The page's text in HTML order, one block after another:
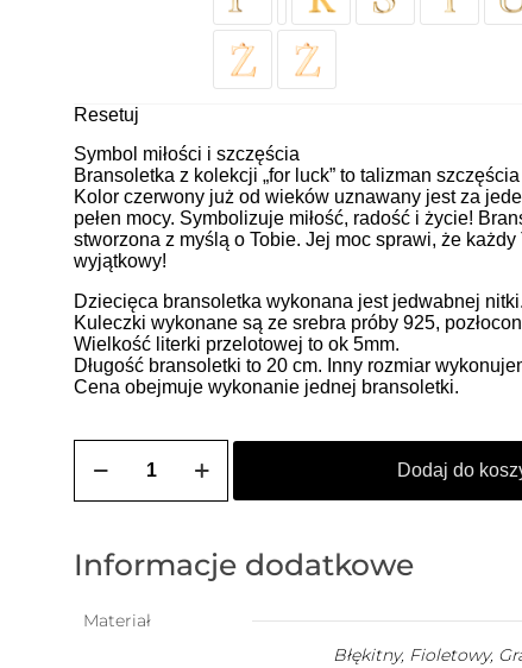
Resetuj
Symbol miłości i szczęścia
Bransoletka z kolekcji „for luck” to talizman
Kolor czerwony już od wieków uznawany jest za
pełen mocy. Symbolizuje miłość, radość i życie!
stworzona z myślą o Tobie. Jej moc sprawi, że
wyjątkowy!
Dziecięca bransoletka wykonana jest jedwabnej nitki.
Kuleczki wykonane są ze srebra próby 925,
Wielkość literki przelotowej to ok 5mm.
Długość bransoletki to 20 cm. Inny rozmiar
Cena obejmuje wykonanie jednej bransoletki.
Bransoletka
(2-
10
Dodaj do
Informacje dodatkowe
Materiał
Błękitny, Fioletowy,